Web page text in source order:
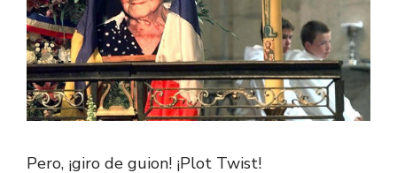
Pero, ¡giro de guion! ¡Plot Twist!